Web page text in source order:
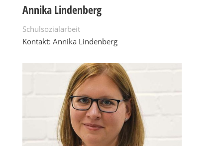
Annika Lindenberg
Schulsozialarbeit
Kontakt: Annika Lindenberg